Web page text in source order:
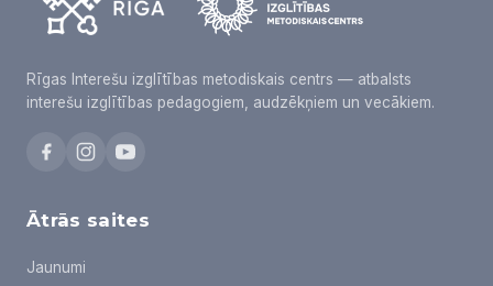
Rīgas Interešu izglītības metodiskais centrs — atbalsts
interešu izglītības pedagogiem, audzēkņiem un vecākiem.
Ātrās saites
Jaunumi